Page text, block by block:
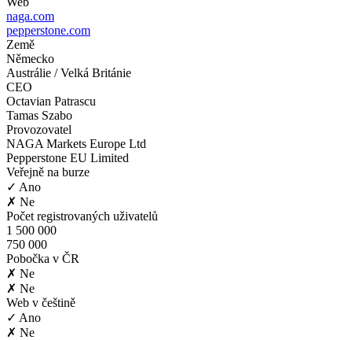
naga.com
pepperstone.com
Země
Německo
Austrálie / Velká Británie
CEO
Octavian Patrascu
Tamas Szabo
Provozovatel
NAGA Markets Europe Ltd
Pepperstone EU Limited
Veřejně na burze
✓ Ano
✗ Ne
Počet registrovaných uživatelů
1 500 000
750 000
Pobočka v ČR
✗ Ne
✗ Ne
Web v češtině
✓ Ano
✗ Ne